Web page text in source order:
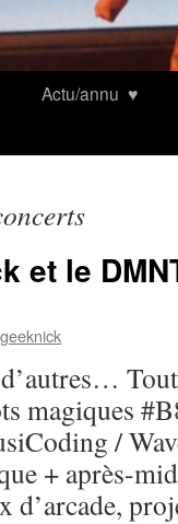
Actu/annu ♥
et le
magiques
/
+ après-
d’arcade,